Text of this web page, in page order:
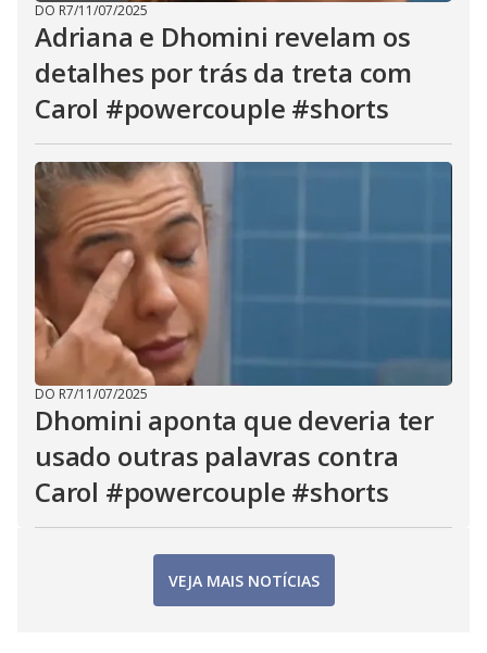
DO R7/11/07/2025
Adriana e Dhomini revelam os
detalhes por trás da treta com
Carol #powercouple #shorts
DO R7/11/07/2025
Dhomini aponta que deveria ter
usado outras palavras contra
Carol #powercouple #shorts
VEJA MAIS NOTÍCIAS